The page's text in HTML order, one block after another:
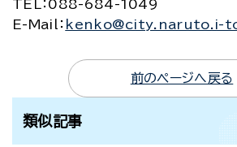
TEL
：088-684-1049
E-Mail
： kenko@city.naruto.i-
前のページへ戻る
類似記事